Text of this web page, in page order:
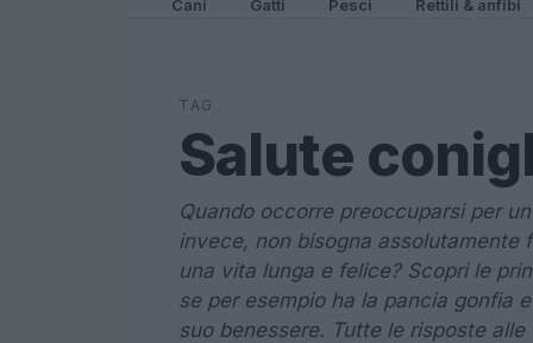
Cani Gatti Pesci Rettili & anfibi
TAG
Salute
Quando occorre preoccuparsi per
invece, non bisogna assolutamente
una vita lunga e felice? Scopri le
se per esempio ha la pancia gonfia
suo benessere. Tutte le risposte alle